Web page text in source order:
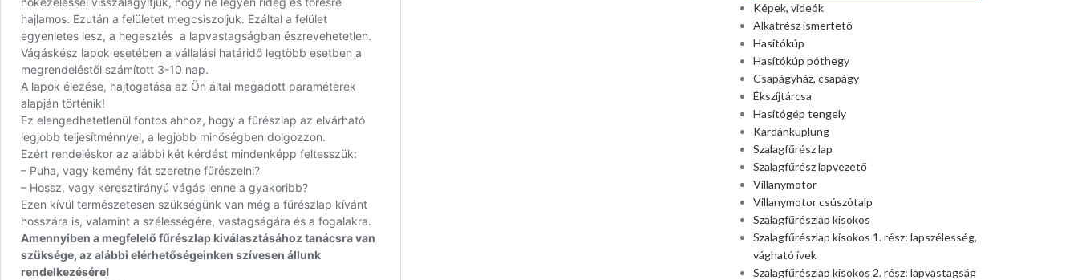
Képek, videók
Alkatrész ismertető
Hasítókúp
Hasítókúp póthegy
Csapágyház, csapágy
Ékszíjtárcsa
Hasítógép tengely
Kardánkuplung
Szalagfűrész lap
Szalagfűrész lapvezető
Villanymotor
Villanymotor csúszótalp
Szalagfűrészlap kisokos
Szalagfűrészlap kisokos 1. rész: lapszélesség,
vágható ívek
Szalagfűrészlap kisokos 2. rész: lapvastagság